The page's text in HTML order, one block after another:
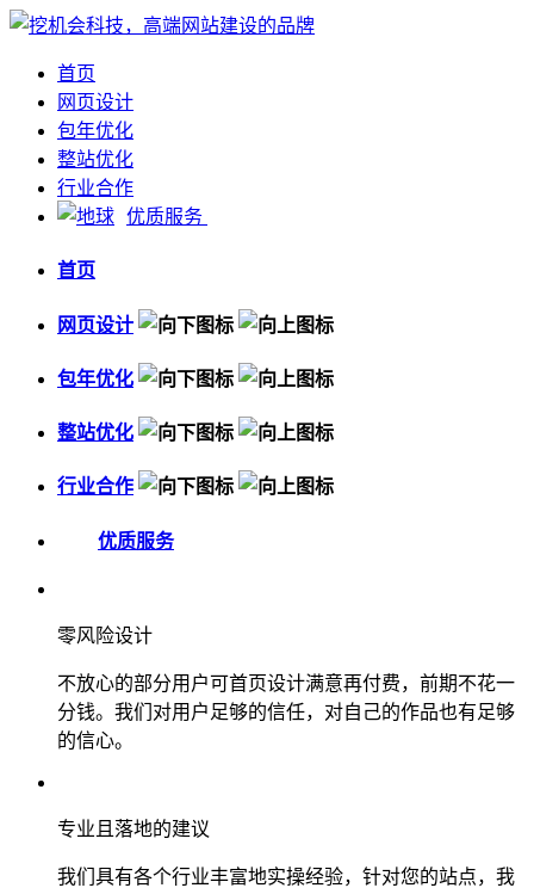
首页
网页设计
包年优化
整站优化
行业合作
优质服务
首页
网页设计
包年优化
整站优化
行业合作
优质服务
零风险设计
不放心的部分用户可首页设计满意再付费，前期不花一
分钱。我们对用户足够的信任，对自己的作品也有足够
的信心。
专业且落地的建议
我们具有各个行业丰富地实操经验，针对您的站点，我